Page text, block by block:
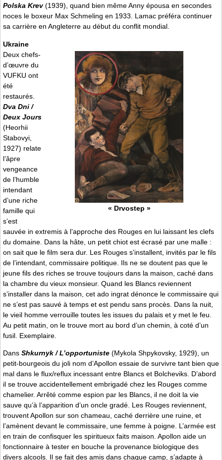
Polska Krev (1939), quand bien même Anny épousa en secondes
noces le boxeur Max Schmeling en 1933. Lamac préféra continuer
sa carrière en Angleterre au début du conflit mondial.
« Drvostep »
Ukraine
Deux chefs-
d’œuvre du
VUFKU ont
été
restaurés.
Dva Dni /
Deux Jours
(Heorhii
Stabovyi,
1927) relate
l’âpre
vengeance
de l’humble
intendant
d’une riche
famille qui
s’est
sauvée in extremis à l’approche des Rouges en lui laissant les clefs
du domaine. Dans la hâte, un petit chiot est écrasé par une malle :
on sait que le film sera dur. Les Rouges s’installent, invités par le fils
de l’intendant, commissaire politique. Ils ne se doutent pas que le
jeune fils des riches se trouve toujours dans la maison, caché dans
la chambre du vieux monsieur. Quand les Blancs reviennent
s’installer dans la maison, cet ado ingrat dénonce le commissaire qui
ne s’est pas sauvé à temps et est pendu sans procès. Dans la nuit,
le vieil homme verrouille toutes les issues du palais et y met le feu.
Au petit matin, on le trouve mort au bord d’un chemin, à coté d’un
fusil. Exemplaire.
Dans Shkurnyk / L’opportuniste (Mykola Shpykovsky, 1929), un
petit-bourgeois du joli nom d’Apollon essaie de survivre tant bien que
mal dans le flux/reflux incessant entre Blancs et Bolcheviks. D’abord
il se trouve accidentellement embrigadé chez les Rouges comme
chamelier. Arrêté comme espion par les Blancs, il ne doit la vie
sauve qu’à l’apparition d’un oncle gradé. Les Rouges reviennent,
trouvent Apollon sur son chameau, caché derrière une ruine, et
l’amènent devant le commissaire, une femme à poigne. L’armée est
en train de confisquer les spiritueux faits maison. Apollon aide un
fonctionnaire à tester en bouche la provenance biologique des
divers alcools. Il se fait des amis dans chaque camp, s’adapte à